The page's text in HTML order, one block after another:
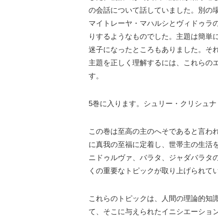
の会話について話していました。別の
マイトレーヤ・マハルシとヴィドゥラ
りするようなものでした。主題は簡単
迷子になったところもありました。そ
主題を正しく理解するには、これらの
す。
5巻に入ります。シュリー・クリシュ
この巻は至高の主のへそであると言わ
に真我の至福に定着し、世帯主の生活
ニドゥルヴァ、バラタ、ジャダバラタ
くの重要なトピックが取り上げられて
これらのトピックは、人間の理論的知
て、そこに与えられたイニシエーショ